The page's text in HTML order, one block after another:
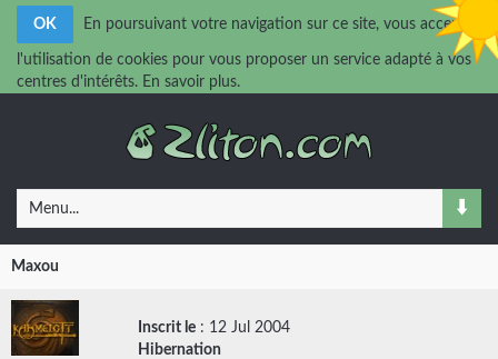
OK En poursuivant votre navigation sur ce site, vous acceptez
l'utilisation de cookies pour vous proposer un service adapté à vos
centres d'intérêts. En savoir plus.
Menu...
Maxou
Inscrit le : 12 Jul 2004
Hibernation